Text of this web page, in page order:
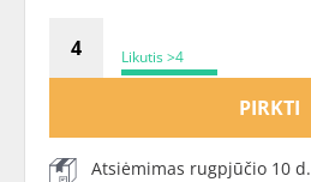
Likutis >4
PIRKTI
Atsiėmimas rugpjūčio 10 d.